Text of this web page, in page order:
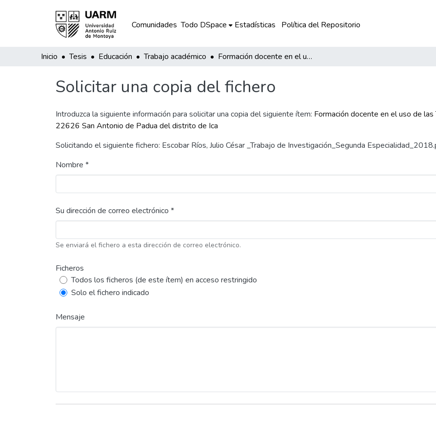
Comunidades Todo DSpace Estadísticas Política del Repositorio
Inicio Tesis Educación Trabajo académico Formación docente en el uso de las TIC como herramienta de enseñanza en la I.E. Nº 22626 San Antonio de Padua del distrito de Ica
Solicitar una copia del fichero
Introduzca la siguiente información para solicitar una copia del siguiente ítem: Formación docente en el uso de las
22626 San Antonio de Padua del distrito de Ica
Solicitando el siguiente fichero: Escobar Ríos, Julio César _Trabajo de Investigación_Segunda
Nombre *
Su dirección de correo electrónico *
Se enviará el fichero a esta dirección de correo electrónico.
Ficheros
Todos los ficheros (de este ítem) en acceso restringido
Solo el fichero indicado
Mensaje